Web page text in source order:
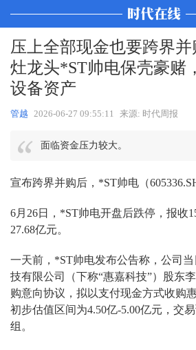
压上全部现金也要跨界
灶龙头*ST帅电保壳豪赌
设备资产
管越 2026-06-27 09:55:11 来源: 时代周报
面临资金压力较大。
宣布跨界并购后，*ST帅电（
6月26日，*ST帅电开盘后跌停，报收
27.68亿元。
一天前，*ST帅电发布公告称，公司
技有限公司（下称“惠嘉科技”）股东
购意向协议，拟以支付现金方式收购
初步估值区间为4.50亿-5.00亿元，交
组。